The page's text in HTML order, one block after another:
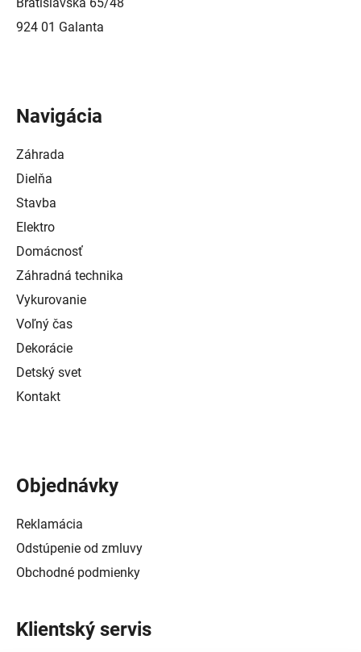
924 01 Galanta
Navigácia
Záhrada
Dielňa
Stavba
Elektro
Domácnosť
Záhradná technika
Vykurovanie
Voľný čas
Dekorácie
Detský svet
Kontakt
Objednávky
Reklamácia
Odstúpenie od zmluvy
Obchodné podmienky
Klientský servis